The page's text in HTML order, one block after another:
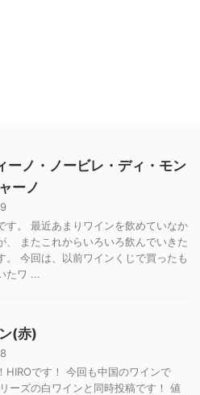
ーノ・ノービレ・ディ・モン
ーノ
す。 最近あまりワインを飲めていなか
、 またこれからいろいろ飲んでいきた
。 今回は、以前ワインくじで買ったも
たワ ...
(赤)
HIROです！ 今回も中国のワインで
ーズの白ワインと同時投稿です！ 値